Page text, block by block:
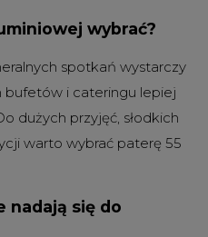
wybrać?
spotkań wystarczy
bufetów i cateringu lepiej
dużych przyjęć, słodkich
warto wybrać paterę 55
nadają się do